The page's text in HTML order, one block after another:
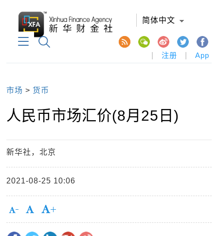
简体中文
注册 App
市场 >货币
人民币市场汇价(8月25日)
新华社，北京
2021-08-25 10:06